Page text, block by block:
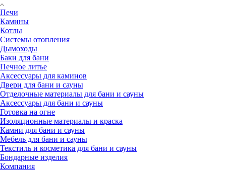
Печи
Камины
Котлы
Системы отопления
Дымоходы
Баки для бани
Печное литье
Аксессуары для каминов
Двери для бани и сауны
Отделочные материалы для бани и сауны
Аксессуары для бани и сауны
Готовка на огне
Изоляционные материалы и краска
Камни для бани и сауны
Мебель для бани и сауны
Текстиль и косметика для бани и сауны
Бондарные изделия
Компания